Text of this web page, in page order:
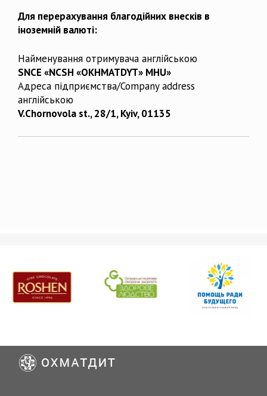
Для перерахування благодійних внесків в
іноземній валюті:
Найменування отримувача англійською
SNCE «NCSH «OKHMATDYT» MHU»
Адреса підприємства/Company address
англійською
V.Chornovola st., 28/1, Kyiv, 01135